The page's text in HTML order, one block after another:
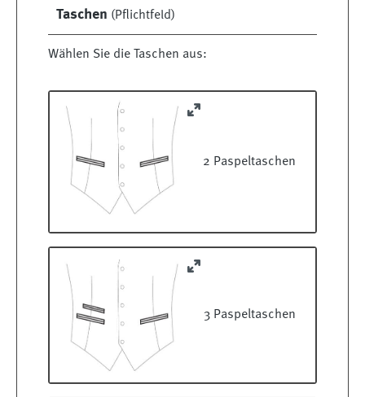
Taschen (Pflichtfeld)
Wählen Sie die Taschen aus:
2 Paspeltaschen
3 Paspeltaschen